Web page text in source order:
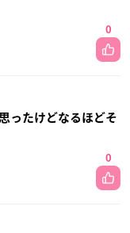
0
ったけどなるほどそ
0